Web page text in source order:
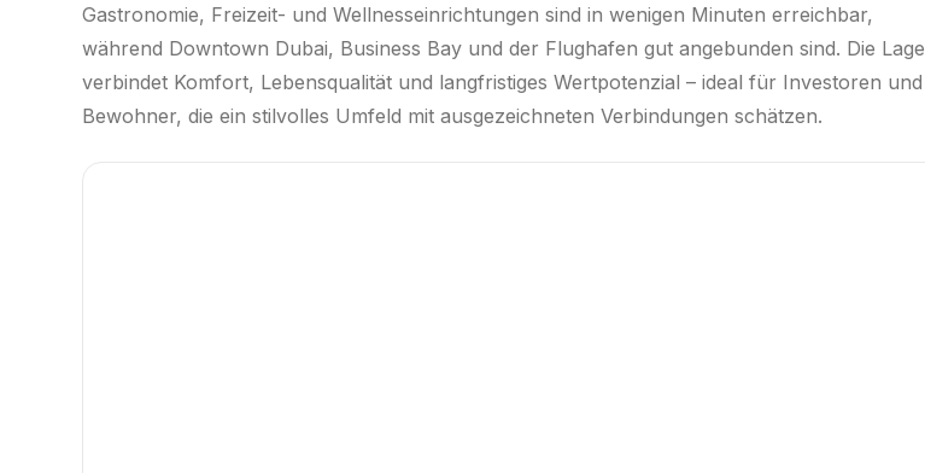
Gastronomie, Freizeit- und Wellnesseinrichtungen sind in wenigen Minuten erreichbar,
während Downtown Dubai, Business Bay und der Flughafen gut angebunden sind. Die Lage
verbindet Komfort, Lebensqualität und langfristiges Wertpotenzial – ideal für Investoren und
Bewohner, die ein stilvolles Umfeld mit ausgezeichneten Verbindungen schätzen.